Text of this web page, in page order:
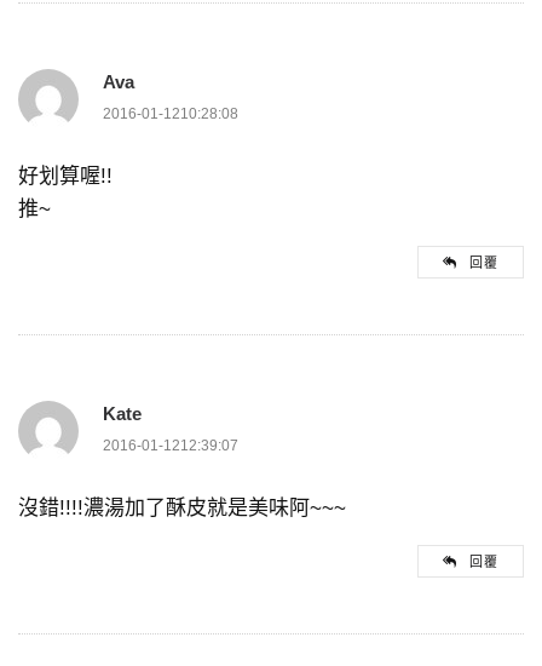
Ava
2016-01-1210:28:08
好划算喔!!
推~
回覆
Kate
2016-01-1212:39:07
沒錯!!!!濃湯加了酥皮就是美味阿~~~
回覆